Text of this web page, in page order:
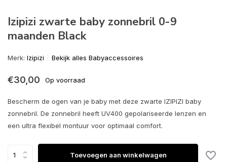
Izipizi zwarte baby zonnebril 0-9
maanden Black
Merk: Izipizi Bekijk alles Babyaccessoires
€30,00 Op voorraad
Bescherm de ogen van je baby met deze zwarte IZIPIZI baby
zonnebril. De zonnebril heeft UV400 gepolariseerde lenzen en
een ultra flexibel montuur voor optimaal comfort.
Toevoegen aan winkelwagen